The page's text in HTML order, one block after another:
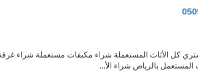
كل الأثاث المستعملة شراء مكيفات مستعملة شراء
المستعمل بالرياض شراء الأ...